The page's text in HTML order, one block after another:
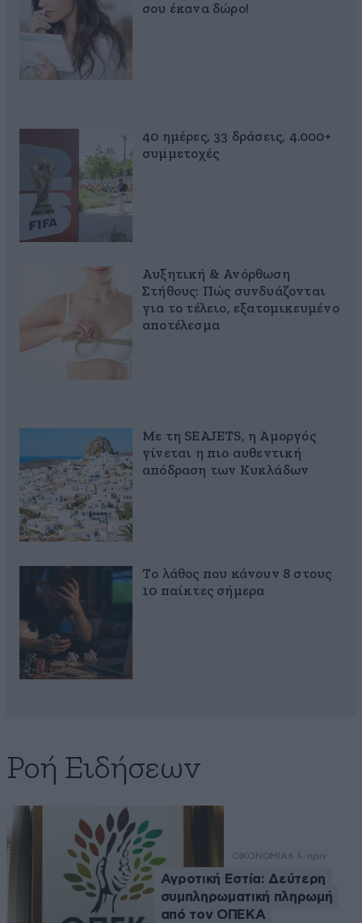
σου έκανα δώρο!
40 ημέρες, 33 δράσεις, 4.000+
συμμετοχές
Αυξητική & Ανόρθωση
Στήθους: Πώς συνδυάζονται
για το τέλειο, εξατομικευμένο
αποτέλεσμα
Με τη SEAJETS, η Αμοργός
γίνεται η πιο αυθεντική
απόδραση των Κυκλάδων
Το λάθος που κάνουν 8 στους
10 παίκτες σήμερα
Ροή Ειδήσεων
ΟΙΚΟΝΟΜΙΑ6 λ. πριν
Αγροτική Εστία: Δεύτερη
συμπληρωματική πληρωμή
από τον ΟΠΕΚΑ